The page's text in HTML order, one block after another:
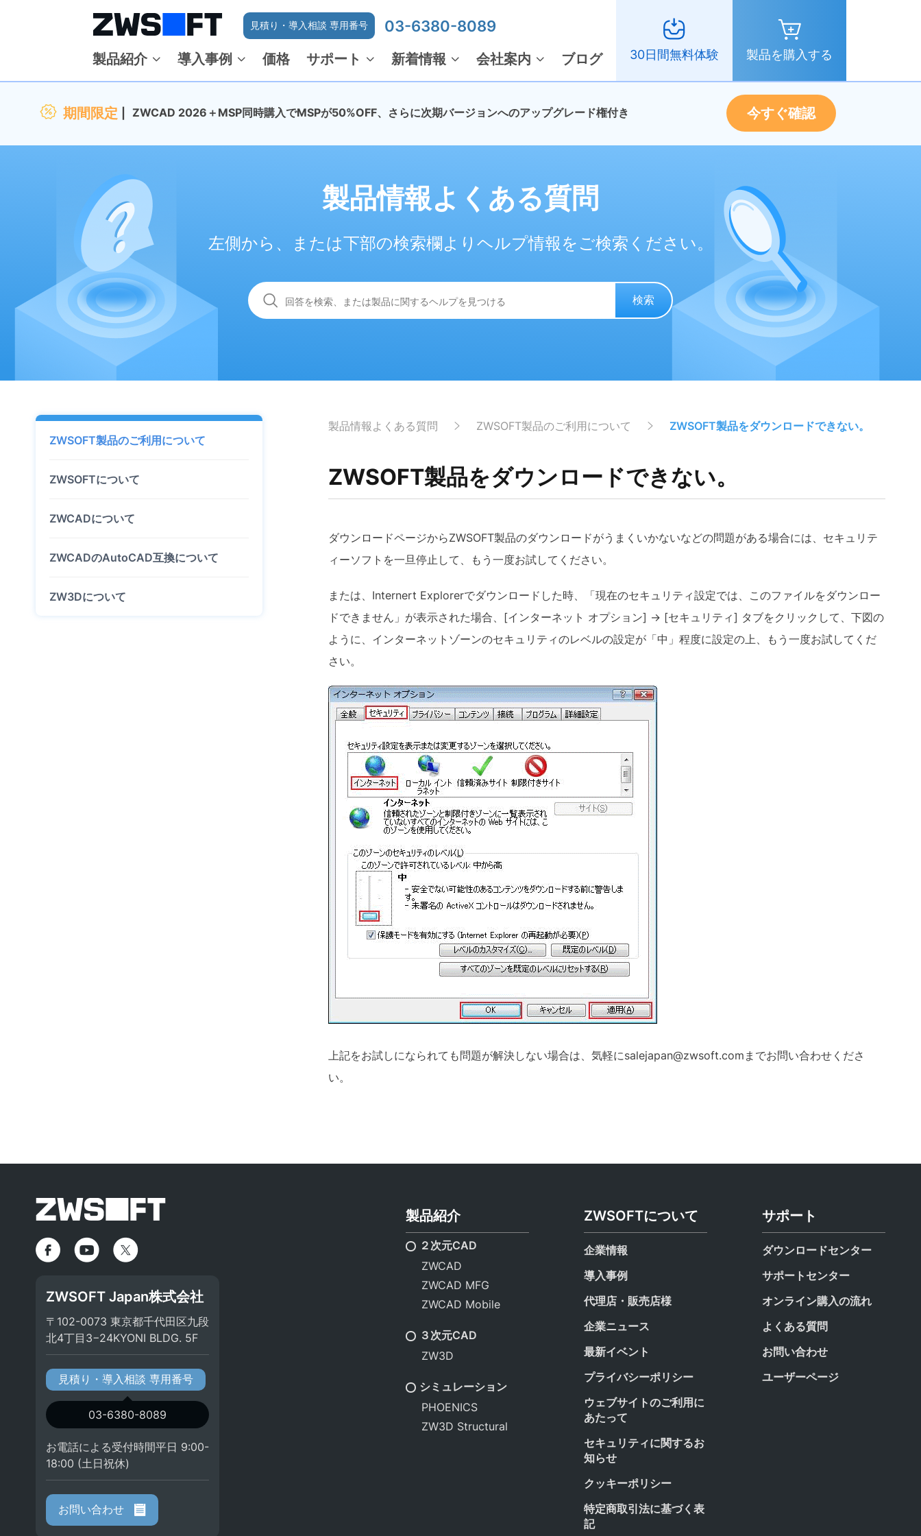
見積り・導入相談 専用番号 03-6380-8089
製品紹介 導入事例 価格 サポート 新着情報 会社案内 ブログ 30日間無料体験 製品を購入する
期間限定 ZWCAD 2026＋MSP同時購入でMSPが50%OFF、さらに次期バージョンへのアップグレード権付き 今すぐ確認
製品情報よくある質問
左側から、または下部の検索欄よりヘルプ情報をご検索ください。
検索
ZWSOFT製品のご利用について
ZWSOFTについて
ZWCADについて
ZWCADのAutoCAD互換について
ZW3Dについて
製品情報よくある質問 ZWSOFT製品のご利用について ZWSOFT製品をダウンロードできない。
ZWSOFT製品をダウンロードできない。
ダウンロードページからZWSOFT製品のダウンロードがうまくいかないなどの問題がある場合には、セキュリテ
ィーソフトを一旦停止して、もう一度お試してください。
または、Internert Explorerでダウンロードした時、「現在のセキュリティ設定では、このファイルをダウンロー
ドできません」が表示された場合、 [インターネット オプション] → [セキュリティ] タブをクリックして、下図の
ように、インターネットゾーンのセキュリティのレベルの設定が「中」程度に設定の上、もう一度お試してくだ
さい。
上記をお試しになられても問題が解決しない場合は、気軽にsalejapan@zwsoft.comまでお問い合わせくださ
い。
ZWSOFT Japan株式会社
〒102-0073 東京都千代田区九段
北4丁目3−24KYONI BLDG. 5F
見積り・導入相談 専用番号
03-6380-8089
お電話による受付時間平日 9:00-
18:00 (土日祝休)
お問い合わせ
製品紹介
２次元CAD
ZWCAD
ZWCAD MFG
ZWCAD Mobile
３次元CAD
ZW3D
シミュレーション
PHOENICS
ZW3D Structural
ZWSOFTについて
企業情報
導入事例
代理店・販売店様
企業ニュース
最新イベント
プライバシーポリシー
ウェブサイトのご利用に
あたって
セキュリティに関するお
知らせ
クッキーポリシー
特定商取引法に基づく表
記
サポート
ダウンロードセンター
サポートセンター
オンライン購入の流れ
よくある質問
お問い合わせ
ユーザーページ